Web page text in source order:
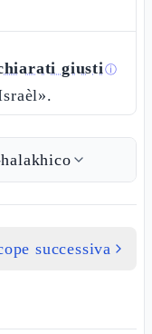
giustiⓘ
successiva